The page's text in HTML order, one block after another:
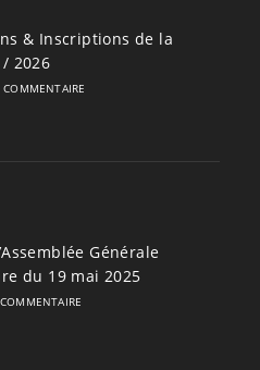
& Inscriptions de la
2026
COMMENTAIRE
Générale
du 19 mai 2025